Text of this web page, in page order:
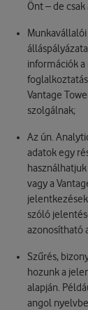
Önt – de
információk
Vantage
szolgálnak;
Az ún.
adatok egy
vagy a
szóló
azonosítható
Szűrés,
hozunk a
alapján.
angol